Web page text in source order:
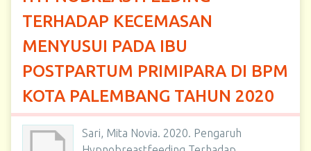
TERHADAP KECEMASAN
MENYUSUI PADA IBU
POSTPARTUM PRIMIPARA DI BPM
KOTA PALEMBANG TAHUN 2020
Sari, Mita Novia. 2020. Pengaruh